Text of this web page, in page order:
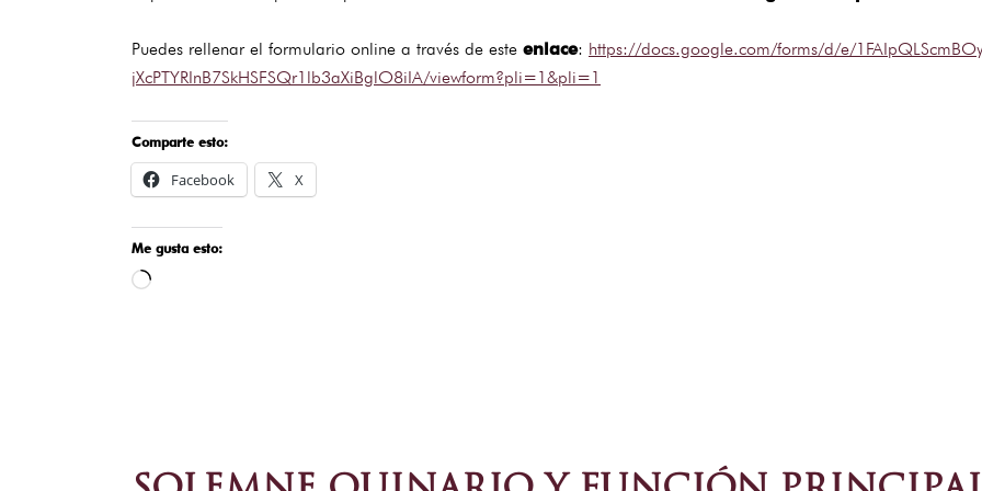
Puedes rellenar el formulario online a través de este enlace: https://docs.google.com/forms/d/e/
jXcPTYRInB7SkHSFSQr1lb3aXiBglO8iIA/viewform?pli=1&pli=1
Comparte esto:
Facebook X
Me gusta esto:
Cargando...